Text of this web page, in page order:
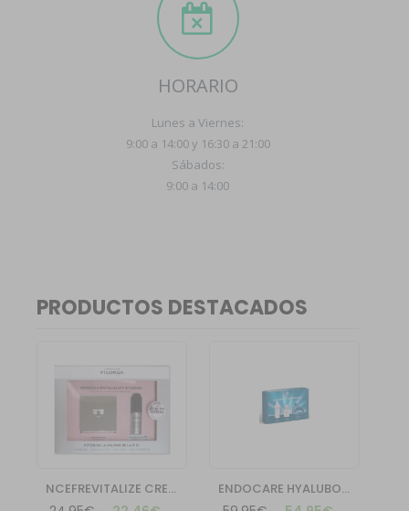
HORARIO
Lunes a Viernes:
9:00 a 14:00 y 16:30 a 21:00
Sábados:
9:00 a 14:00